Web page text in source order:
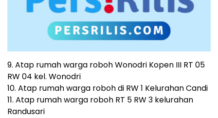
9. Atap rumah warga roboh Wonodri Kopen III RT 05
RW 04 kel. Wonodri
10. Atap rumah warga roboh di RW 1 Kelurahan Candi
11. Atap rumah warga roboh RT 5 RW 3 kelurahan
Randusari